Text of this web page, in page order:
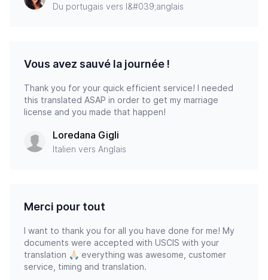
Du portugais vers l&#039;anglais
Vous avez sauvé la journée !
Thank you for your quick efficient service! I needed
this translated ASAP in order to get my marriage
license and you made that happen!
Loredana Gigli
Italien vers Anglais
Merci pour tout
I want to thank you for all you have done for me! My
documents were accepted with USCIS with your
translation 🙏🏻 everything was awesome, customer
service, timing and translation.